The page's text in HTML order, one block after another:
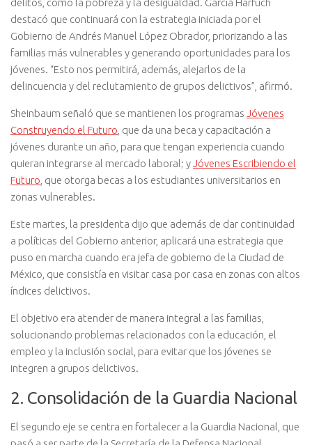
delitos, como la pobreza y la desigualdad. García Harfuch
destacó que continuará con la estrategia iniciada por el
Gobierno de Andrés Manuel López Obrador, priorizando a las
familias más vulnerables y generando oportunidades para los
jóvenes. “Esto nos permitirá, además, alejarlos de la
delincuencia y del reclutamiento de grupos delictivos”, afirmó.
Sheinbaum señaló que se mantienen los programas Jóvenes
Construyendo el Futuro , que da una beca y capacitación a
jóvenes durante un año, para que tengan experiencia cuando
quieran integrarse al mercado laboral; yJóvenes Escribiendo el
Futuro , que otorga becas a los estudiantes universitarios en
zonas vulnerables.
Este martes, la presidenta dijo que además de dar continuidad
a políticas del Gobierno anterior, aplicará una estrategia que
puso en marcha cuando era jefa de gobierno de la Ciudad de
México, que consistía en visitar casa por casa en zonas con altos
índices delictivos.
El objetivo era atender de manera integral a las familias,
solucionando problemas relacionados con la educación, el
empleo y la inclusión social, para evitar que los jóvenes se
integren a grupos delictivos.
2. Consolidación de la Guardia Nacional
El segundo eje se centra en fortalecer a la Guardia Nacional, que